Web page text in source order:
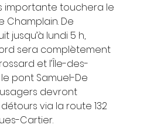
importante touchera le
Champlain. De
jusqu’à lundi 5 h,
sera complètement
et l’Île-des-
pont Samuel-De
devront
via la route 132
Cartier.